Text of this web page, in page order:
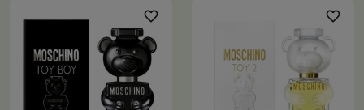
favorite_border favorite_border